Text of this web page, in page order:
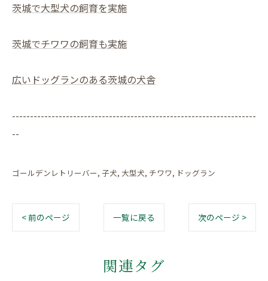
茨城で大型犬の飼育を実施
茨城でチワワの飼育も実施
広いドッグランのある茨城の犬舎
--------------------------------------------------------------------
--
ゴールデンレトリーバー 子犬 大型犬 チワワ ドッグラン
< 前のページ 一覧に戻る 次のページ >
関連タグ